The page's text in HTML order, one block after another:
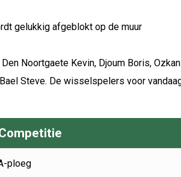
gelukkig afgeblokt op de muur
Noortgaete Kevin, Djoum Boris,
Steve. De wisselspelers voor
ploeg